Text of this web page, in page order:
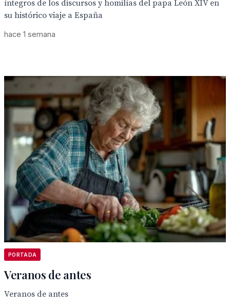
íntegros de los discursos y homilías del papa León XIV en
su histórico viaje a España
hace 1 semana
PORTADA
Veranos de antes
Veranos de antes